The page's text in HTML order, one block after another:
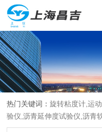
热门关键词：旋转粘度计,运
验仪,沥青延伸度试验仪,沥青